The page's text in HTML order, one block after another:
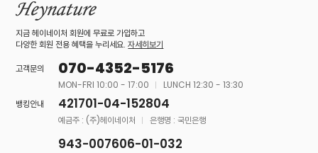
지금 헤이네이처 회원에 무료로 가입하고
다양한 회원 전용 혜택을 누리세요.자세히보기
고객문의
070-4352-5176
MON-FRI 10:00 - 17:00
LUNCH 12:30 - 13:30
뱅킹안내
421701-04-152804
예금주 : (주)헤이네이처 은행명 : 국민은행
943-007606-01-032